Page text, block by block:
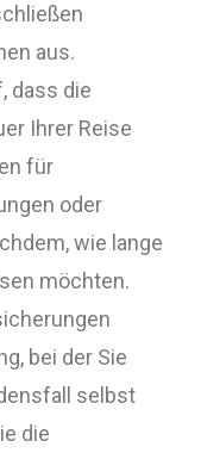
aus.
dass die
Ihrer Reise
für
oder
wie lange
möchten.
bei der Sie
selbst
die